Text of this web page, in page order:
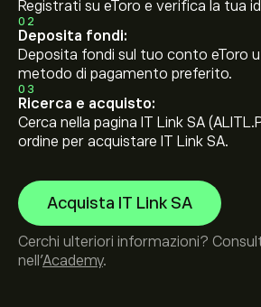
Registrati su eToro e verifica la tua
02
Deposita fondi:
Deposita fondi sul tuo conto eToro
metodo di pagamento preferito.
03
Ricerca e acquisto:
Cerca nella pagina IT Link SA
ordine per acquistare IT Link SA.
Acquista IT Link SA
Cerchi ulteriori informazioni?
nell’Academy.